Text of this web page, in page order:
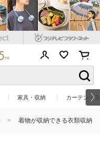
家具・収納 カーテン・
着物が収納できる衣類収納